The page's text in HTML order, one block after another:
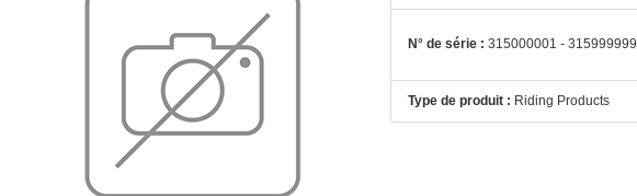
N° de série : 315000001 - 315999999
Type de produit : Riding Products